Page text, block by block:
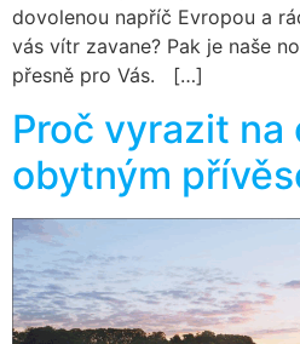
dovolenou napříč Evropou a
vás vítr zavane? Pak je naše
přesně pro Vás. […]
Proč vyrazit na
obytným